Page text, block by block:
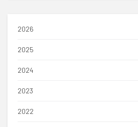
2026
2025
2024
2023
2022